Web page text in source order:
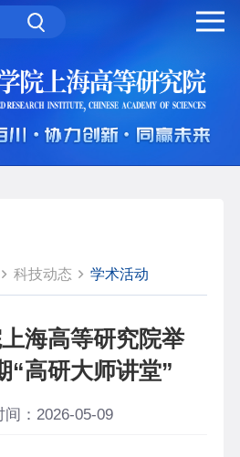
科技动态 学术活动
海高等研究院举
“高研大师讲堂”
间：2026-05-09